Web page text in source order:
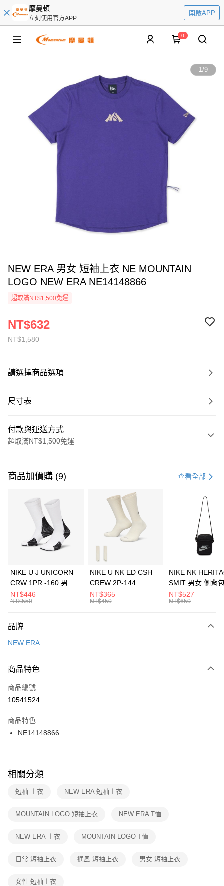
摩曼頓
立刻使用官方APP
開啟APP
0
1/9
NEW ERA 男女 短袖上衣 NE MOUNTAIN
LOGO NEW ERA NE14148866
超取滿NT$1,500免運
NT$1,580
NT$632
請選擇商品選項
尺寸表
付款與運送方式
超取滿NT$1,500免運
信用卡一次付款
3 期 0 利率 每期 21家銀行
合作金庫商業銀行
第一商業銀行
華南商業銀行
彰化商業銀行
上海商業儲蓄銀行
元大商業銀行
台灣樂天信用卡公司
Apple Pay
全盈+PAY
AFTEE先享後付
【關於「AFTEE先享後付」】
便利好安心！
３．安心：先確認商品／服務後，再付款。
【「AFTEE先享後付」結帳流程】
１．於結帳方式選擇「AFTEE先享後付」後，將跳轉至「AFTEE先享後付」
２．訂單成立數日內，您將收到繳費通知簡訊。
３．收到繳費通知簡訊後14天內，點擊此簡訊中的連結，可透過四大超商／
ATM／網路銀行／等多元方式進行付款，方視為交易完成。
※ 交易是否成功請以「AFTEE先享後付 」之結帳頁面顯示為準，若有關於
是否繳費成功／繳費後需取消欲退款等相關疑問，請聯繫「AFTEE先享後付
客戶支援中心」
https://netprotections.freshdesk.com/support/home
１．透過由恩沛科技股份有限公司提供之「AFTEE先享後付」服務完成之交
權轉讓予恩沛科技股份有限公司。
３．未成年的使用者請事先徵得法定代理人或監護人之同意方可使用
任。
運送方式
每筆NT$100，滿NT$1,500(含以上)免運費
宅配
每筆NT$100，滿NT$1,500(含以上)免運費
付款後門市自取
每筆NT$100，滿NT$1,500(含以上)免運費
商品加價購 (9) 查看全部
NIKE U J UNICORN
CRW 1PR -160 男女
中統襪 FZ3393100
NT$446
NT$550
NIKE U NK ED CSH
CREW 2P-144
EMBRDY 男女 短統襪
FZ3073133
NT$365
NT$450
NIKE NK
SMIT 男女 側背
BA5871010
NT$527
NT$650
品牌
NEW ERA
商品特色
商品編號
10541524
商品特色
NE14148866
相關分類
短袖 上衣 NEW ERA 短袖上衣
MOUNTAIN LOGO 短袖上衣 NEW ERA T恤
NEW ERA 上衣 MOUNTAIN LOGO T恤
日常 短袖上衣 通風 短袖上衣 男女 短袖上衣
女性 短袖上衣